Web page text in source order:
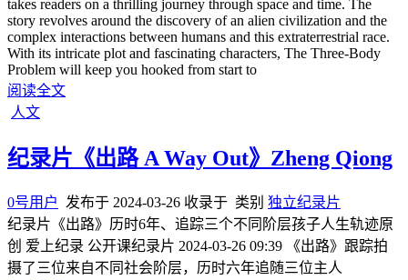
takes readers on a thrilling journey through space and time. The
story revolves around the discovery of an alien civilization and the
complex interactions between humans and this extraterrestrial race.
With its intricate plot and fascinating characters, The Three-Body
Problem will keep you hooked from start to
阅读全文
人文
纪录片《出路 A Way Out》Zheng Qiong
0号用户 发布于 2024-03-26 收录于 类别 独立纪录片
纪录片《出路》历时6年、追踪三个不同阶层孩子人生轨迹原
创 爱上纪录 公开课纪录片 2024-03-26 09:39 《出路》跟踪拍
摄了三位来自不同社会阶层，历时六年追随三位主人